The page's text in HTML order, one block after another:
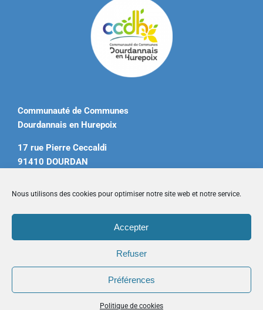
Nous utilisons des cookies pour optimiser notre site web et notre service.
Accepter
Refuser
Préférences
Politique de cookies
Communauté de Communes
Dourdannais en Hurepoix
17 rue Pierre Ceccaldi
91410 DOURDAN
contact@ccdourdannais.com
Accueil|Plan du site|Mentions légales|Contactez-nous
Copyright © 2026 CCDH. Tous droits réservés.